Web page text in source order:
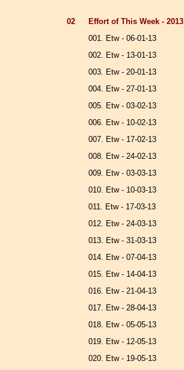
02
Effort of This Week - 2013
001. Etw - 06-01-13
002. Etw - 13-01-13
003. Etw - 20-01-13
004. Etw - 27-01-13
005. Etw - 03-02-13
006. Etw - 10-02-13
007. Etw - 17-02-13
008. Etw - 24-02-13
009. Etw - 03-03-13
010. Etw - 10-03-13
011. Etw - 17-03-13
012. Etw - 24-03-13
013. Etw - 31-03-13
014. Etw - 07-04-13
015. Etw - 14-04-13
016. Etw - 21-04-13
017. Etw - 28-04-13
018. Etw - 05-05-13
019. Etw - 12-05-13
020. Etw - 19-05-13